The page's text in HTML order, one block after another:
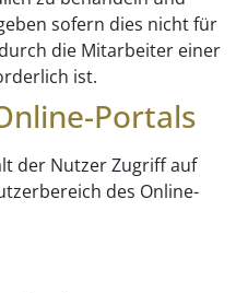
sofern dies nicht für
die Mitarbeiter einer
ist.
Portals
der Nutzer Zugriff auf
des Online-